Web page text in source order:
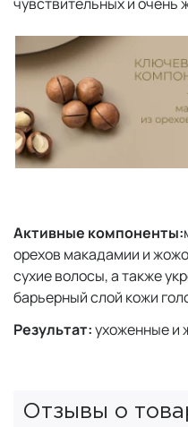
Активные компоненты:
орехов макадамии и
сухие волосы, а также
барьерный слой кожи
Результат:ухоженные и
Отзывы о